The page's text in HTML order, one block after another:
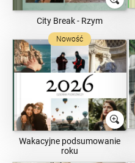
City Break - Rzym
Nowość
Wakacyjne podsumowanie
roku